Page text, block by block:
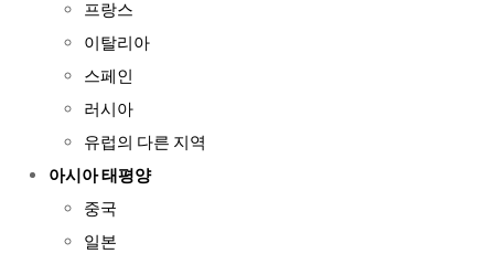
프랑스
이탈리아
스페인
러시아
유럽의 다른 지역
아시아 태평양
중국
일본